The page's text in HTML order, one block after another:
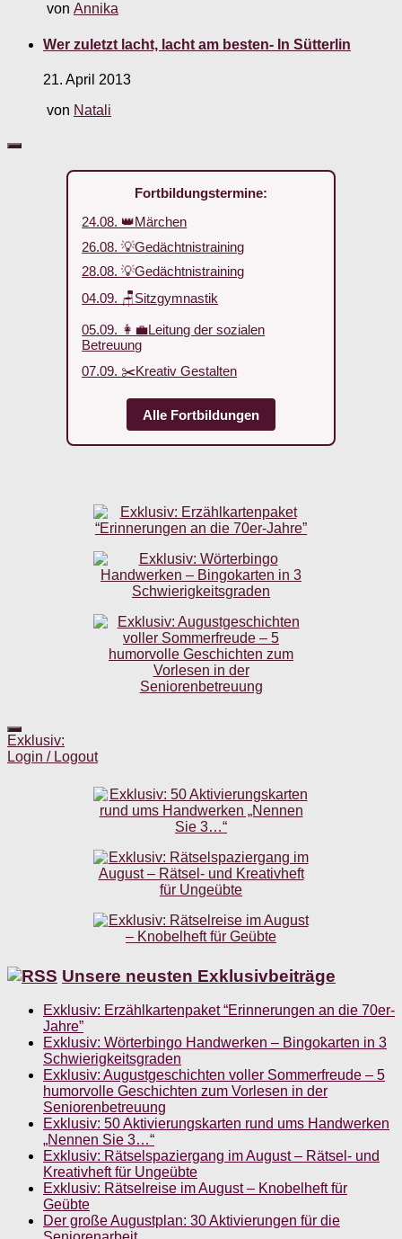
von Annika
Wer zuletzt lacht, lacht am besten- In Sütterlin
21. April 2013
von Natali
Fortbildungstermine:
24.08. 👑Märchen
26.08. 💡Gedächtnistraining
28.08. 💡Gedächtnistraining
04.09. 🪑Sitzgymnastik
05.09. 👩‍💼Leitung der sozialen
Betreuung
07.09. ✂️Kreativ Gestalten
Alle Fortbildungen
Exklusiv:
Login / Logout
Unsere neusten Exklusivbeiträge
Exklusiv: Erzählkartenpaket “Erinnerungen an die 70er-
Jahre”
Exklusiv: Wörterbingo Handwerken – Bingokarten in 3
Schwierigkeitsgraden
Exklusiv: Augustgeschichten voller Sommerfreude – 5
humorvolle Geschichten zum Vorlesen in der
Seniorenbetreuung
Exklusiv: 50 Aktivierungskarten rund ums Handwerken
„Nennen Sie 3…“
Exklusiv: Rätselspaziergang im August – Rätsel- und
Kreativheft für Ungeübte
Exklusiv: Rätselreise im August – Knobelheft für
Geübte
Der große Augustplan: 30 Aktivierungen für die